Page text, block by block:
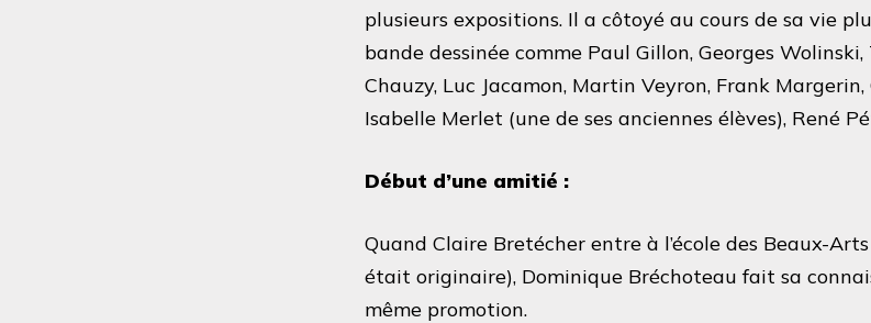
plusieurs expositions. Il a côtoyé au cours de sa vie
bande dessinée comme Paul Gillon, Georges
Chauzy, Luc Jacamon, Martin Veyron, Frank
Isabelle Merlet (une de ses anciennes élèves), René
Début d’une amitié :
Quand Claire Bretécher entre à l’école des Beaux-
était originaire), Dominique Bréchoteau fait sa
même promotion.